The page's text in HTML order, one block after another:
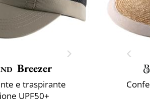
Breezer
e traspirante
UPF50+